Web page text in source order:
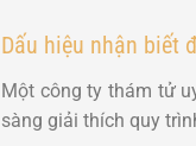
Dấu hiệu nhận biết
Một công ty thám tử
sàng giải thích quy